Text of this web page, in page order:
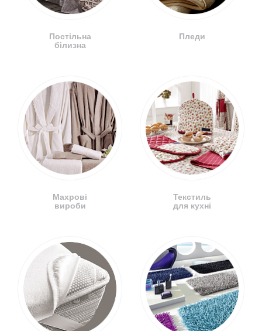
Постільна
білизна
Махрові
вироби
Пледи
Текстиль
для кухні